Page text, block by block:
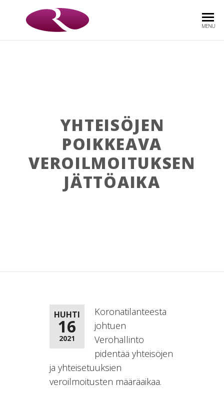
& CO
MENU
YHTEISÖJEN
POIKKEAVA
VEROILMOITUKSEN
JÄTTÖAIKA
HUHTI
16
2021
Koronatilanteesta
johtuen
Verohallinto
pidentää yhteisöjen
ja yhteisetuuksien
veroilmoitusten määräaikaa.